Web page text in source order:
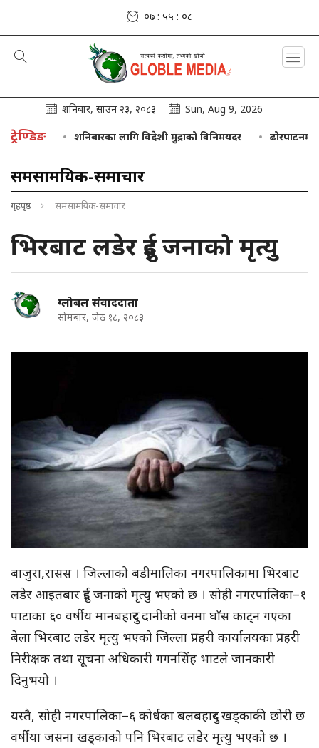
०७ : ५५ : ०९
शनिबार, साउन २३, २०८३ Sun, Aug 9, 2026
ट्रेण्डिङ
छन् शनिबारका लागि विदेशी मुद्राको विनिमयदर ढोरपाटनमा ३७
समसामयिक-समाचार
गृहपृष्ठ समसामयिक-समाचार
भिरबाट लडेर दुई जनाको मृत्यु
ग्लोबल संवाददाता
सोमबार, जेठ १८, २०८३
बाजुरा,रासस । जिल्लाको बडीमालिका नगरपालिकामा भिरबाट
लडेर आइतबार दुई जनाको मृत्यु भएको छ । सोही नगरपालिका–१
पाटाका ६० वर्षीय मानबहादुर दानीको वनमा घाँस काट्न गएका
बेला भिरबाट लडेर मृत्यु भएको जिल्ला प्रहरी कार्यालयका प्रहरी
निरीक्षक तथा सूचना अधिकारी गगनसिंह भाटले जानकारी
दिनुभयो ।
यस्तै, सोही नगरपालिका–६ कोर्धका बलबहादुर खड्काकी छोरी छ
वर्षीया जसना खड्काको पनि भिरबाट लडेर मृत्यु भएको छ ।